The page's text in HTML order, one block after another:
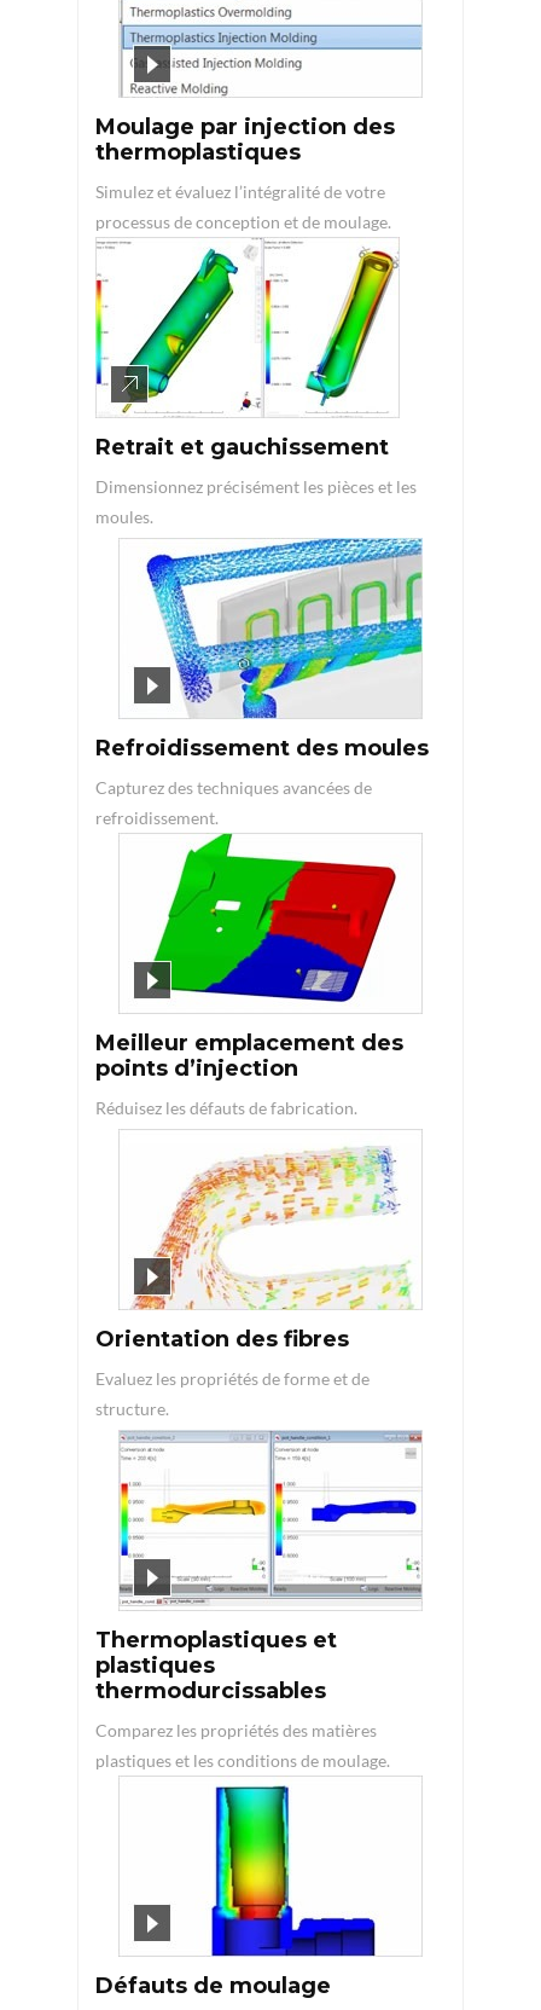
Moulage par injection des
thermoplastiques
Simulez et évaluez l’intégralité de votre
processus de conception et de moulage.
Retrait et gauchissement
Dimensionnez précisément les pièces et les
moules.
Refroidissement des moules
Capturez des techniques avancées de
refroidissement.
Meilleur emplacement des
points d’injection
Réduisez les défauts de fabrication.
Orientation des fibres
Evaluez les propriétés de forme et de
structure.
Thermoplastiques et
plastiques
thermodurcissables
Comparez les propriétés des matières
plastiques et les conditions de moulage.
Défauts de moulage